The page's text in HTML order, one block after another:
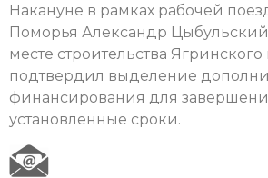
Накануне в рамках рабочей
Поморья Александр
месте строительства Ягринского
подтвердил выделение
финансирования для
установленные сроки.